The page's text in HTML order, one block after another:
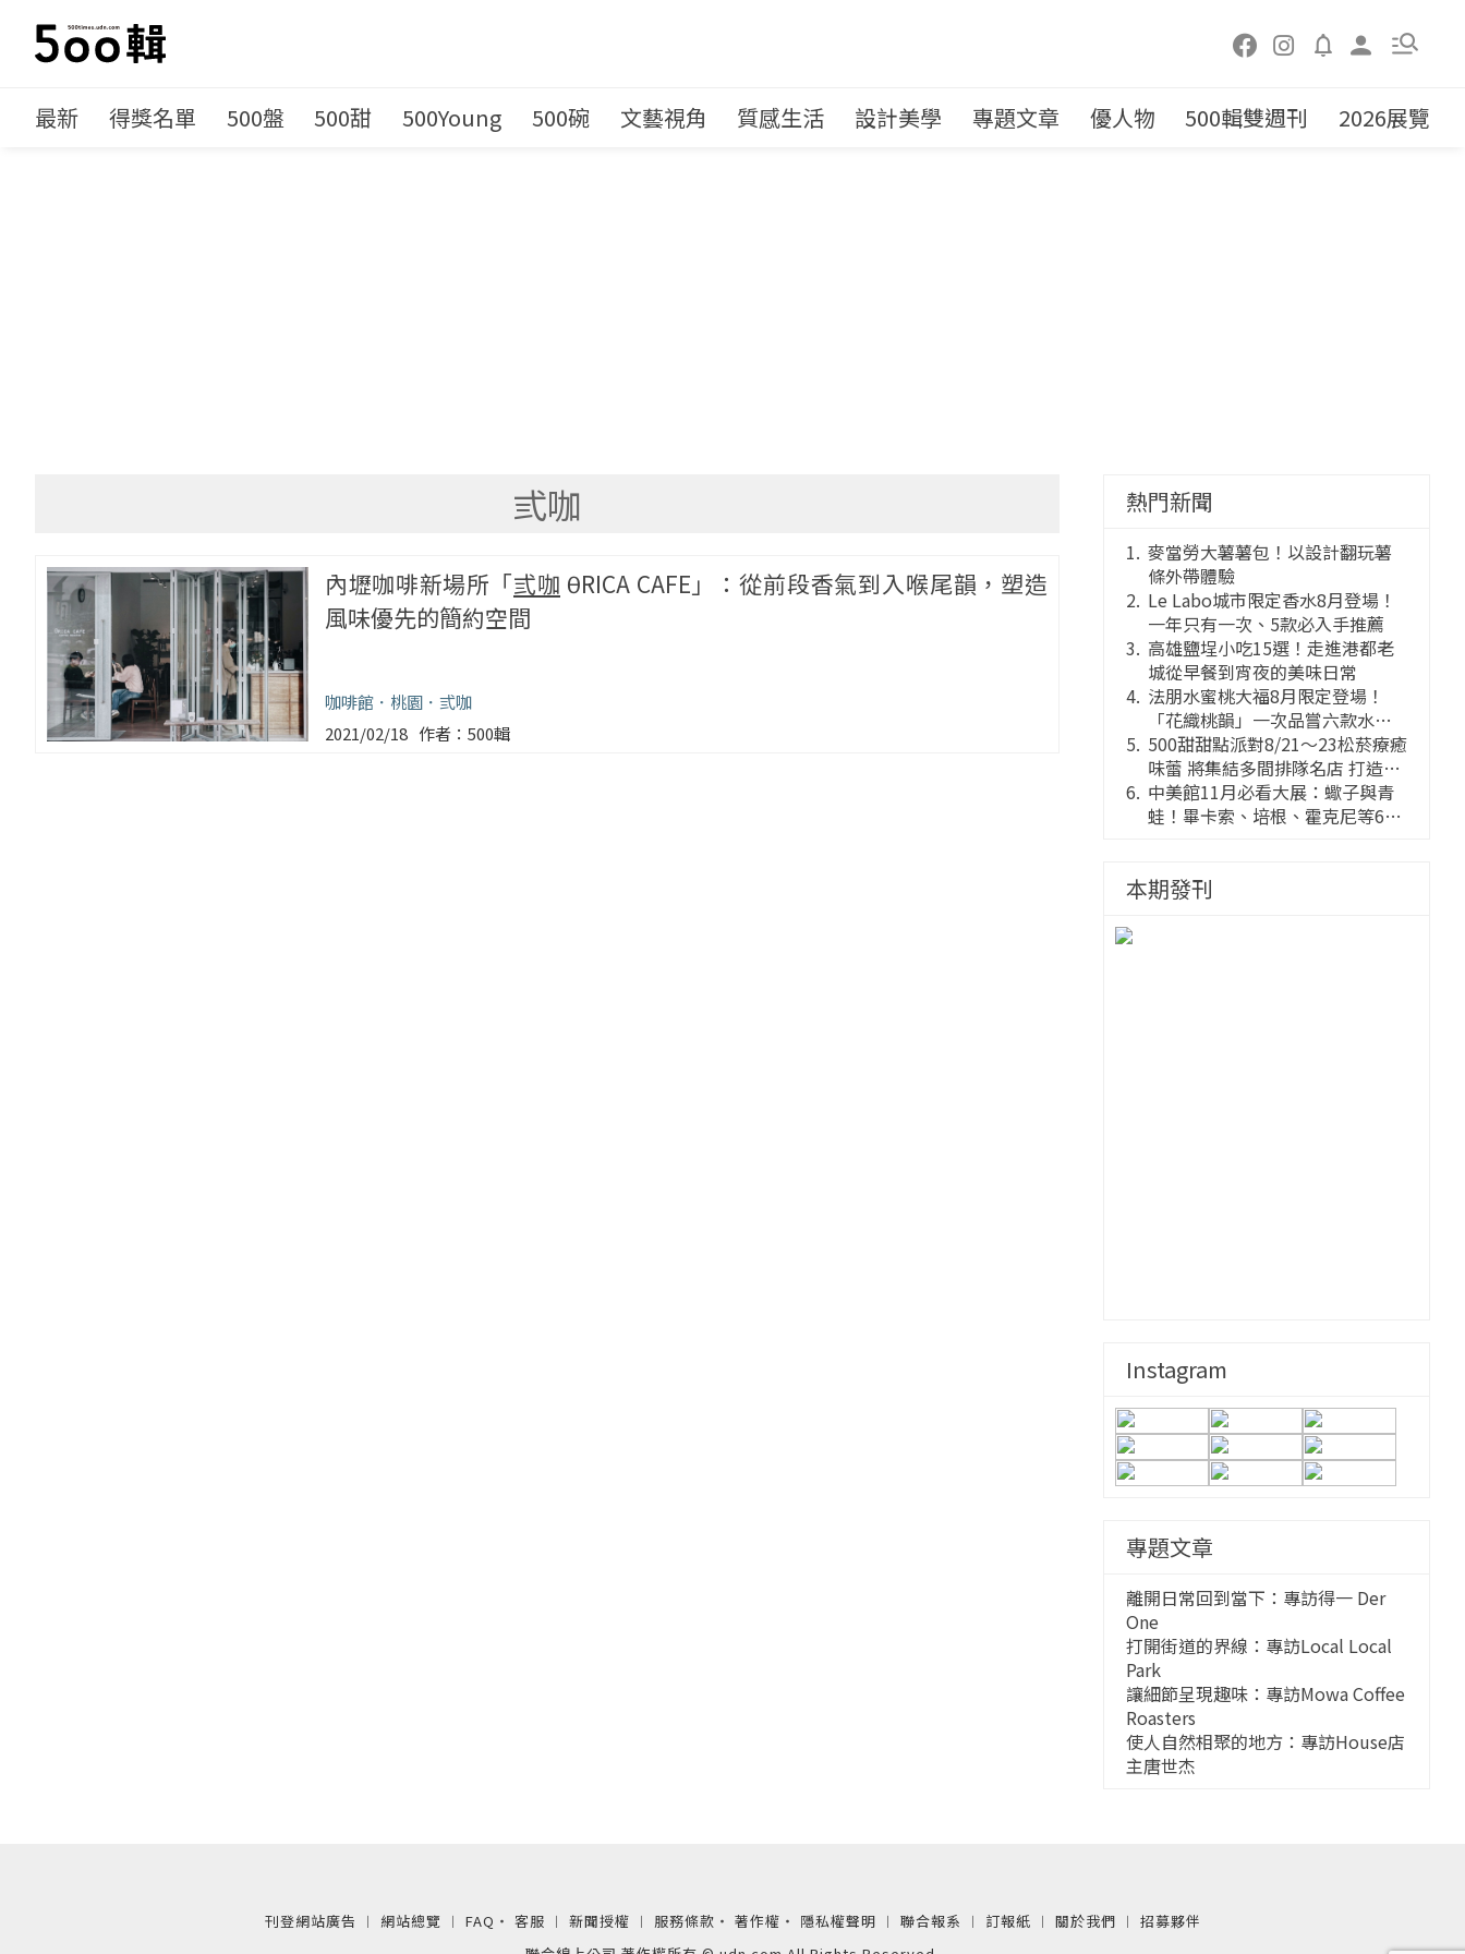
最新 得獎名單 500盤 500甜 500Young 500碗 文藝視角 質感生活 設計美學 專題文章 優人物 500輯雙週刊 2026展覽
弎咖
內壢咖啡新場所「弎咖 θRICA CAFE」：從前段香氣到入喉尾韻，塑造
風味優先的簡約空間
咖啡館 桃園
弎咖
2021/02/18
500輯
熱門新聞
麥當勞大薯薯包！以設計翻玩薯
條外帶體驗
Le Labo城市限定香水8月登場！
一年只有一次、5款必入手推薦
高雄鹽埕小吃15選！走進港都老
城從早餐到宵夜的美味日常
法朋水蜜桃大福8月限定登場！
「花織桃韻」一次品嘗六款水蜜
桃花果大福
500甜甜點派對8/21～23松菸療癒
味蕾 將集結多間排隊名店 打造靈
感創意的舞台
中美館11月必看大展：蠍子與青
蛙！畢卡索、培根、霍克尼等66
本期發刊
Instagram
專題文章
離開日常回到當下：專訪得一 Der
One
打開街道的界線：專訪Local Local
Park
讓細節呈現趣味：專訪Mowa Coffee
Roasters
使人自然相聚的地方：專訪House店
主唐世杰
刊登網站廣告 ︱ 網站總覽 ︱ FAQ ‧ 客服 ︱ 新聞授權 ︱ 服務條款 ‧ 著作權 ‧ 隱私權聲明 ︱ 聯合報系 ︱ 訂報紙 ︱ 關於我們 ︱ 招募夥伴